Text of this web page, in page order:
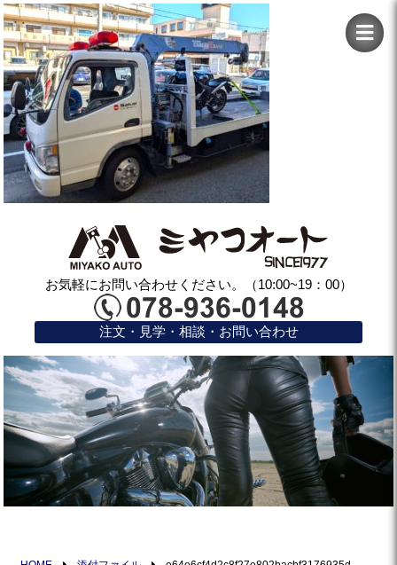
お気軽にお問い合わせください。（10:00~19：00）
注文・見学・相談・お問い合わせ